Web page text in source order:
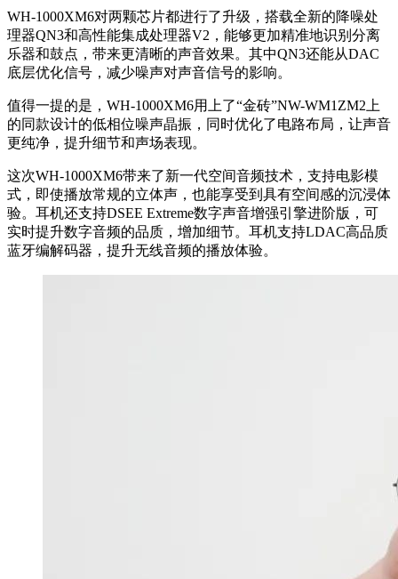
WH-1000XM6对两颗芯片都进行了升级，搭载全新的降噪处
理器QN3和高性能集成处理器V2，能够更加精准地识别分离
乐器和鼓点，带来更清晰的声音效果。其中QN3还能从DAC
底层优化信号，减少噪声对声音信号的影响。
值得一提的是，WH-1000XM6用上了“金砖”NW-WM1ZM2上
的同款设计的低相位噪声晶振，同时优化了电路布局，让声音
更纯净，提升细节和声场表现。
这次WH-1000XM6带来了新一代空间音频技术，支持电影模
式，即使播放常规的立体声，也能享受到具有空间感的沉浸体
验。耳机还支持DSEE Extreme数字声音增强引擎进阶版，可
实时提升数字音频的品质，增加细节。耳机支持LDAC高品质
蓝牙编解码器，提升无线音频的播放体验。